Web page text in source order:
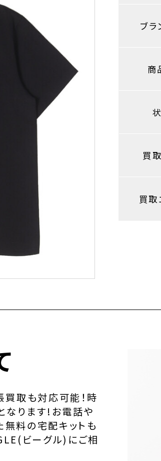
ブラ
商
買
買取
取も対応可能！時
なります!お電話や
料の宅配キットも
ビーグル)にご相